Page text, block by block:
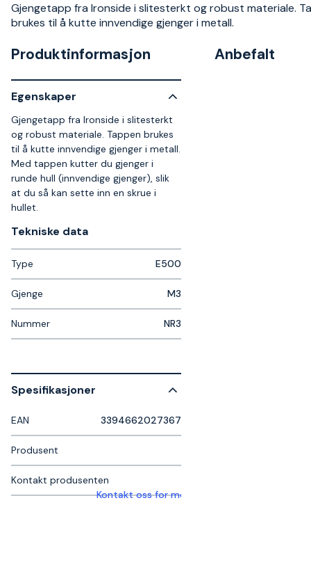
Gjengetapp fra Ironside i slitesterkt og robust materiale.
brukes til å kutte innvendige gjenger i metall.
Produktinformasjon
Egenskaper
Gjengetapp fra Ironside i slitesterkt
og robust materiale. Tappen brukes
til å kutte innvendige gjenger i metall.
Med tappen kutter du gjenger i
runde hull (innvendige gjenger), slik
at du så kan sette inn en skrue i
hullet.
Tekniske data​
Type E500
Gjenge M3
Nummer NR3
Spesifikasjoner
EAN 3394662027367
Produsent
Kontakt produsenten
Kontakt oss for mer informasjon
Anbefalt